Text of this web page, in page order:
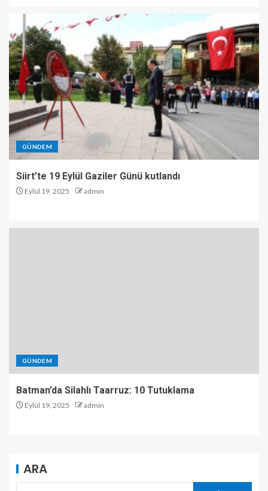
GÜNDEM
Siirt’te 19 Eylül Gaziler Günü kutlandı
Eylül 19, 2025 admin
GÜNDEM
Batman’da Silahlı Taarruz: 10 Tutuklama
Eylül 19, 2025 admin
ARA